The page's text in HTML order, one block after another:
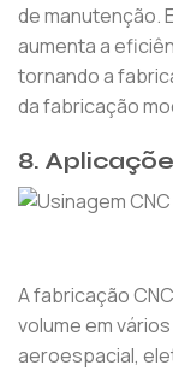
de manutenção.
aumenta a
tornando a
da fabricação
8.
A fabricação
volume em
aeroespacial,